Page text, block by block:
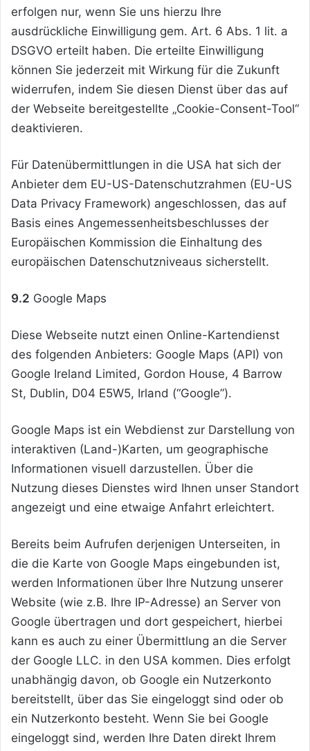
erfolgen nur, wenn Sie uns hierzu Ihre
ausdrückliche Einwilligung gem. Art. 6 Abs. 1 lit. a
DSGVO erteilt haben. Die erteilte Einwilligung
können Sie jederzeit mit Wirkung für die Zukunft
widerrufen, indem Sie diesen Dienst über das auf
der Webseite bereitgestellte „Cookie-Consent-Tool“
deaktivieren.
Für Datenübermittlungen in die USA hat sich der
Anbieter dem EU-US-Datenschutzrahmen (EU-US
Data Privacy Framework) angeschlossen, das auf
Basis eines Angemessenheitsbeschlusses der
Europäischen Kommission die Einhaltung des
europäischen Datenschutzniveaus sicherstellt.
9.2 Google Maps
Diese Webseite nutzt einen Online-Kartendienst
des folgenden Anbieters: Google Maps (API) von
Google Ireland Limited, Gordon House, 4 Barrow
St, Dublin, D04 E5W5, Irland (“Google”).
Google Maps ist ein Webdienst zur Darstellung von
interaktiven (Land-)Karten, um geographische
Informationen visuell darzustellen. Über die
Nutzung dieses Dienstes wird Ihnen unser Standort
angezeigt und eine etwaige Anfahrt erleichtert.
Bereits beim Aufrufen derjenigen Unterseiten, in
die die Karte von Google Maps eingebunden ist,
werden Informationen über Ihre Nutzung unserer
Website (wie z.B. Ihre IP-Adresse) an Server von
Google übertragen und dort gespeichert, hierbei
kann es auch zu einer Übermittlung an die Server
der Google LLC. in den USA kommen. Dies erfolgt
unabhängig davon, ob Google ein Nutzerkonto
bereitstellt, über das Sie eingeloggt sind oder ob
ein Nutzerkonto besteht. Wenn Sie bei Google
eingeloggt sind, werden Ihre Daten direkt Ihrem